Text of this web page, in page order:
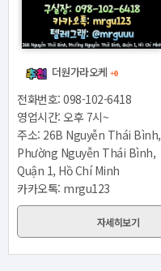
더원가라오케 +0
전화번호: 098-102-6418
영업시간: 오후 7시~
주소: 26B Nguyễn Thái Bình,
Phường Nguyễn Thái Bình,
Quận 1, Hồ Chí Minh
카카오톡: mrgu123
자세히보기